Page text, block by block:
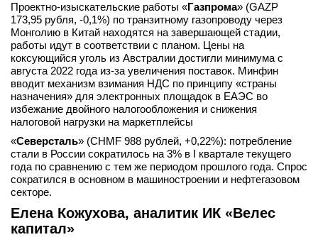
Проектно-изыскательские работы «Газпрома» (GAZP
173,95 рубля, -0,1%) по транзитному газопроводу через
Монголию в Китай находятся на завершающей стадии,
работы идут в соответствии с планом. Цены на
коксующийся уголь из Австралии достигли минимума с
августа 2022 года из-за увеличения поставок. Минфин
вводит механизм взимания НДС по принципу «страны
назначения» для электронных площадок в ЕАЭС во
избежание двойного налогообложения и снижения
налоговой нагрузки на маркетплейсы
«Северсталь» (CHMF 988 рублей, +0,22%): потребление
стали в России сократилось на 3% в I квартале текущего
года по сравнению с тем же периодом прошлого года. Спрос
сократился в основном в машиностроении и нефтегазовом
секторе.
Елена Кожухова, аналитик ИК «Велес
капитал»